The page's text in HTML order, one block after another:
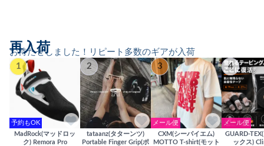
お待たせしました！リピート多数のギアが入荷
再入荷
1
予約もOK
MadRock(マッドロッ
ク) Remora Pro
2
tataanz(タターンツ)
Portable Finger Grip(ポ
3
メール便
CXM(シーバイエム)
MOTTO T-shirt(モット
4
メール便
GUARD-
ックス)